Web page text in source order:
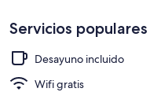
42 €
Servicios populares
Desayuno incluido
Wifi gratis